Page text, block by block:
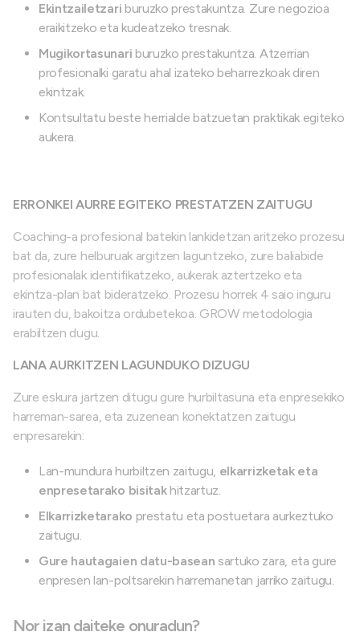
Ekintzailetzari buruzko prestakuntza. Zure negozioa
eraikitzeko eta kudeatzeko tresnak.
Mugikortasunari buruzko prestakuntza. Atzerrian
profesionalki garatu ahal izateko beharrezkoak diren
ekintzak.
Kontsultatu beste herrialde batzuetan praktikak egiteko
aukera.
ERRONKEI AURRE EGITEKO PRESTATZEN ZAITUGU
Coaching-a profesional batekin lankidetzan aritzeko prozesu
bat da, zure helburuak argitzen laguntzeko, zure baliabide
profesionalak identifikatzeko, aukerak aztertzeko eta
ekintza-plan bat bideratzeko. Prozesu horrek 4 saio inguru
irauten du, bakoitza ordubetekoa. GROW metodologia
erabiltzen dugu.
LANA AURKITZEN LAGUNDUKO DIZUGU
Zure eskura jartzen ditugu gure hurbiltasuna eta enpresekiko
harreman-sarea, eta zuzenean konektatzen zaitugu
enpresarekin:
Lan-mundura hurbiltzen zaitugu, elkarrizketak eta
enpresetarako bisitakhitzartuz.
Elkarrizketarako prestatu eta postuetara aurkeztuko
zaitugu.
Gure hautagaien datu-basean sartuko zara, eta gure
enpresen lan-poltsarekin harremanetan jarriko zaitugu.
Nor izan daiteke onuradun?